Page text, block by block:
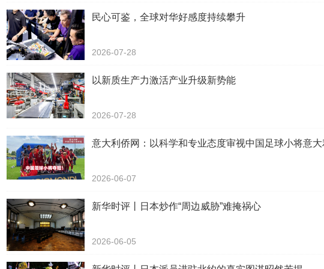
民心可鉴，全球对华好感度持续攀升
2026-07-28
以新质生产力激活产业升级新势能
2026-07-28
意大利侨网：以科学和专业态度审视中国足球小将意
2026-06-07
新华时评丨日本炒作“周边威胁”难掩祸心
2026-06-05